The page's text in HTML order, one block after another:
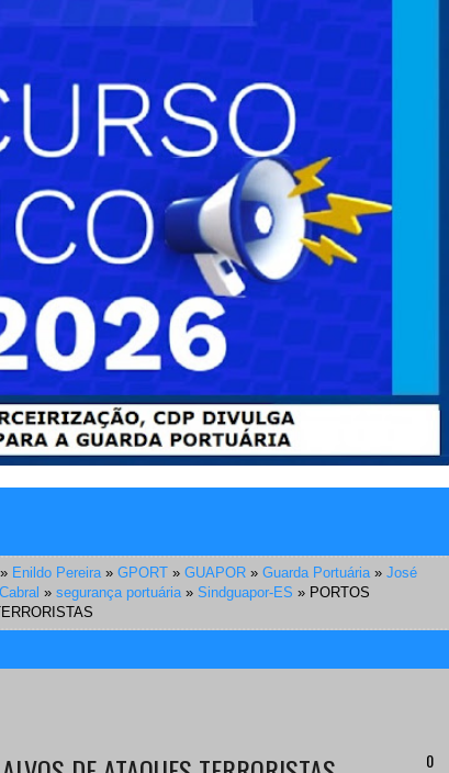
Enildo Pereira» GPORT » GUAPOR » Guarda Portuária» José
» segurança portuária» Sindguapor-ES » PORTOS
0